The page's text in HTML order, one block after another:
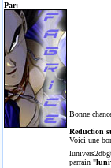
Par:
Bonne
Reduction
Voici une
parrain "